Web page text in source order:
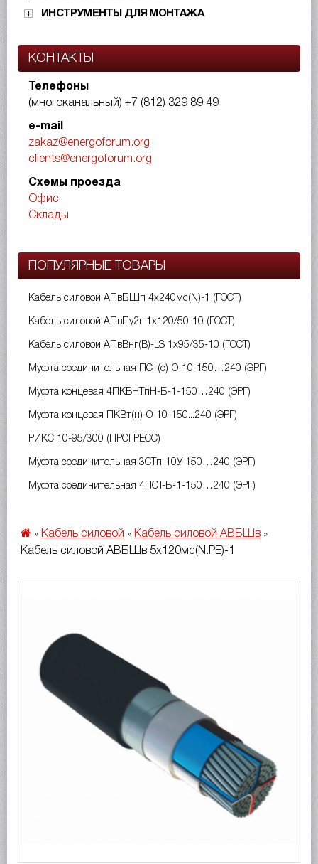
ИНСТРУМЕНТЫ ДЛЯ МОНТАЖА
КОНТАКТЫ
Телефоны
(многоканальный) +7 (812) 329 89 49
e-mail
zakaz@energoforum.org
clients@energoforum.org
Схемы проезда
Офис
Склады
ПОПУЛЯРНЫЕ ТОВАРЫ
Кабель силовой АПвБШп 4х240мс(N)-1 (ГОСТ)
Кабель силовой АПвПу2г 1х120/50-10 (ГОСТ)
Кабель силовой АПвВнг(B)-LS 1х95/35-10 (ГОСТ)
Муфта соединительная ПСт(с)-О-10-150…240 (ЭРГ)
Муфта концевая 4ПКВНТпН-Б-1-150…240 (ЭРГ)
Муфта концевая ПКВт(н)-О-10-150...240 (ЭРГ)
РИКС 10-95/300 (ПРОГРЕСС)
Муфта соединительная 3СТп-10У-150…240 (ЭРГ)
Муфта соединительная 4ПСТ-Б-1-150…240 (ЭРГ)
» Кабель силовой » Кабель силовой АВБШв »
Кабель силовой АВБШв 5х120мс(N.PE)-1